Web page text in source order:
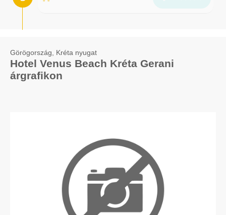
Görögország, Kréta nyugat
Hotel Venus Beach Kréta Gerani
árgrafikon